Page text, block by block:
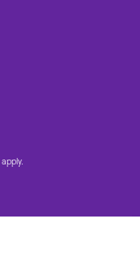
apply.